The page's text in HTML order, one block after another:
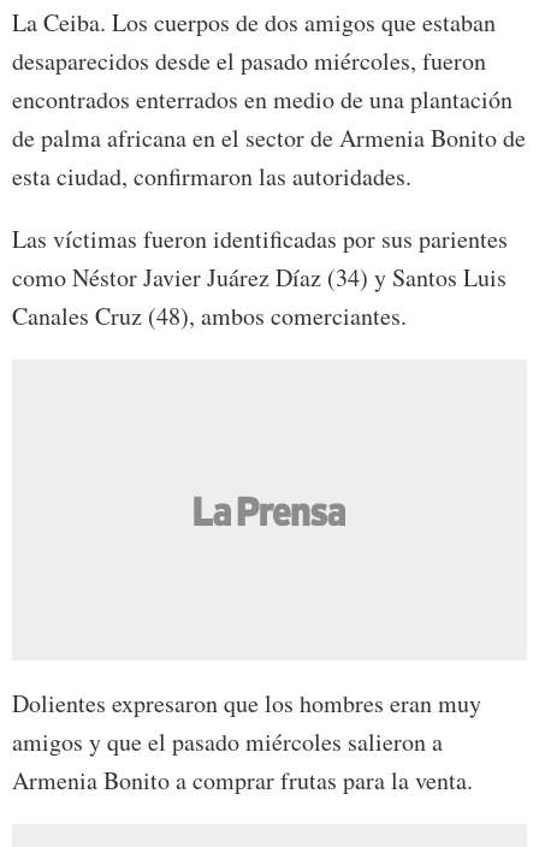
La Ceiba. Los cuerpos de dos amigos que estaban
desaparecidos desde el pasado miércoles, fueron
encontrados enterrados en medio de una plantación
de palma africana en el sector de Armenia Bonito de
esta ciudad, confirmaron las autoridades.
Las víctimas fueron identificadas por sus parientes
como Néstor Javier Juárez Díaz (34) y Santos Luis
Canales Cruz (48), ambos comerciantes.
Dolientes expresaron que los hombres eran muy
amigos y que el pasado miércoles salieron a
Armenia Bonito a comprar frutas para la venta.